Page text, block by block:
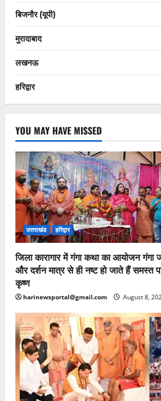
बिजनौर (यूपी)
मुरादाबाद
लखनऊ
हरिद्वार
YOU MAY HAVE MISSED
उत्तराखंड हरिद्वार
जिला कारागार में गंगा कथा का आयोजन
और दर्शन मात्र से ही नष्ट हो जाते हैं समस्त
कृष्ण
harinewsportal@gmail.com August 8,